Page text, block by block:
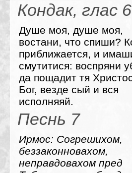
Кондак, глас
Душе моя, душе моя,
востани, что спиши?
приближается, и
смутитися: воспряни
да пощадит тя
Бог, везде сый и вся
исполняяй.
Песнь 7
Ирмос: Согрешихом,
беззаконновахом,
неправдовахом пред